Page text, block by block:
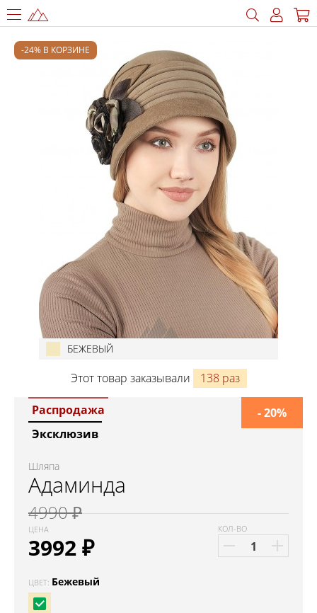
-24% В КОРЗИНЕ
БЕЖЕВЫЙ
Этот товар заказывали 138 раз
Распродажа
Эксклюзив
Шляпа
Адаминда
4990 ₽
ЦЕНА
3992₽
- 20%
КОЛ-ВО
ЦВЕТ: Бежевый